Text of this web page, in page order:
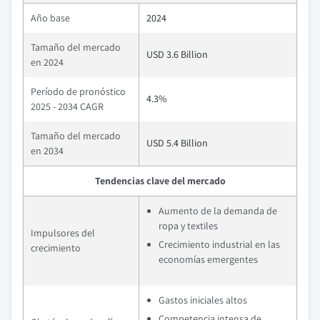
Año base 2024
Tamaño del mercado
en 2024
USD 3.6 Billion
Período de pronóstico
2025 - 2034 CAGR
4.3%
Tamaño del mercado
en 2034
USD 5.4 Billion
Tendencias clave del mercado
Impulsores del
crecimiento
Aumento de la demanda de
ropa y textiles
Crecimiento industrial en las
economías emergentes
Gastos iniciales altos